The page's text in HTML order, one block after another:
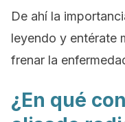
De ahí la
leyendo y entérate
frenar la
¿En qué